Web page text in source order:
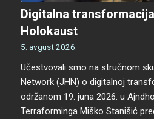
Digitalna
Holokaust
5. avgust 2026.
Učestvovali smo na stručnom
Network (JHN) o digitalnoj
održanom 19. juna 2026. u
Terraforminga Miško Stanišić